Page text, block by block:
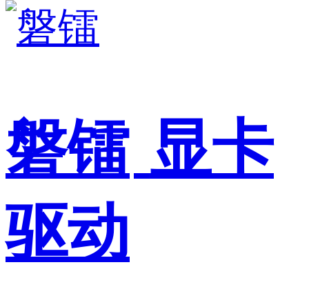
磐镭 显卡
驱动